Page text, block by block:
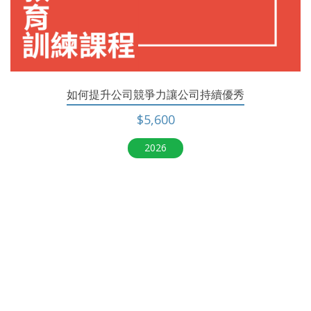
如何提升公司競爭力讓公司持續優秀
$5,600
2026